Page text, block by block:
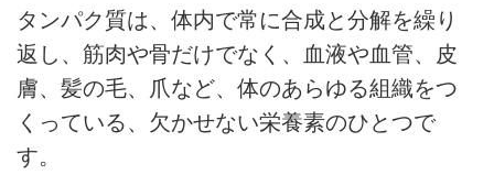
タンパク質は、体内で常に合成と分解を繰り
返し、筋肉や骨だけでなく、血液や血管、皮
膚、髪の毛、爪など、体のあらゆる組織をつ
くっている、欠かせない栄養素のひとつで
す。